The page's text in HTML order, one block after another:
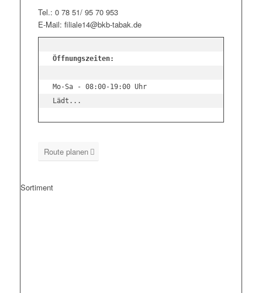
Tel.: 0 78 51/ 95 70 953
E-Mail: filiale14@bkb-tabak.de
Öffnungszeiten:
Mo-Sa - 08:00-19:00 Uhr
Lädt...
Route planen
Sortiment